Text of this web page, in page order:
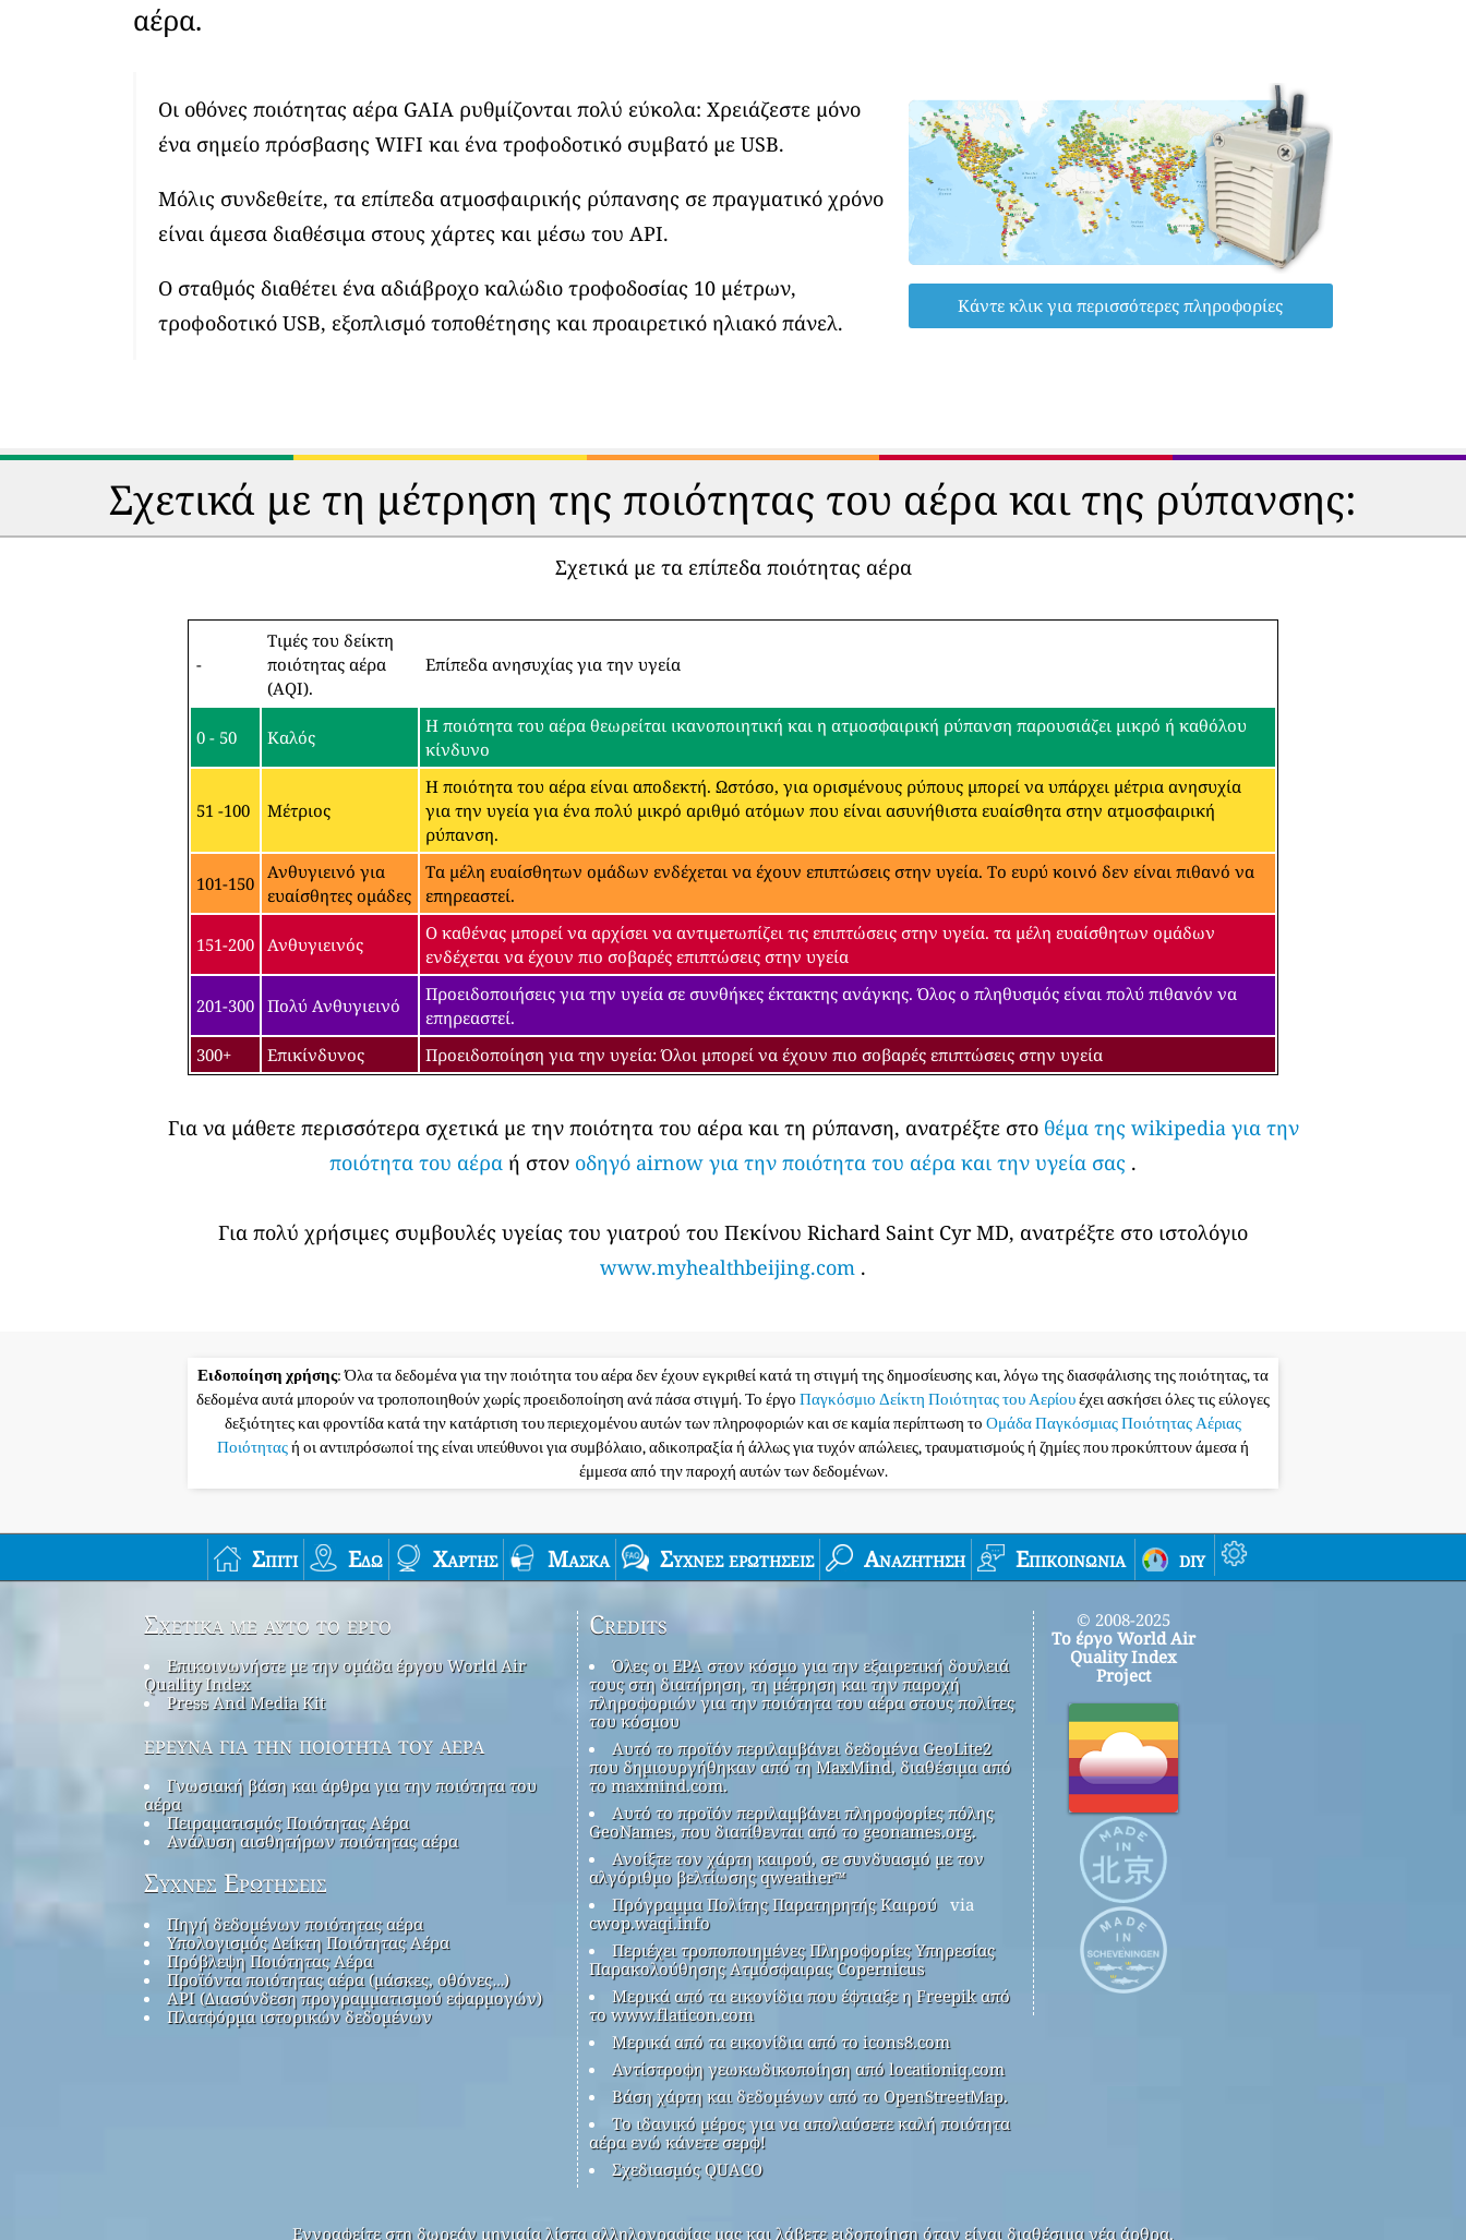
αέρα.
Οι οθόνες ποιότητας αέρα GAIA ρυθμίζονται πολύ εύκολα: Χρειάζεστε μόνο
ένα σημείο πρόσβασης WIFI και ένα τροφοδοτικό συμβατό με USB.
Μόλις συνδεθείτε, τα επίπεδα ατμοσφαιρικής ρύπανσης σε πραγματικό χρόνο
είναι άμεσα διαθέσιμα στους χάρτες και μέσω του API.
Ο σταθμός διαθέτει ένα αδιάβροχο καλώδιο τροφοδοσίας 10 μέτρων,
τροφοδοτικό USB, εξοπλισμό τοποθέτησης και προαιρετικό ηλιακό πάνελ.
Κάντε κλικ για περισσότερες πληροφορίες
Σχετικά με τη μέτρηση της ποιότητας του αέρα και της ρύπανσης:
Σχετικά με τα επίπεδα ποιότητας αέρα
-
Τιμές του δείκτη
ποιότητας αέρα
(AQI).
Επίπεδα ανησυχίας για την υγεία
0 - 50 Καλός
Η ποιότητα του αέρα θεωρείται ικανοποιητική και η ατμοσφαιρική ρύπανση παρουσιάζει μικρό ή καθόλου
κίνδυνο
51 -100 Μέτριος
Η ποιότητα του αέρα είναι αποδεκτή. Ωστόσο, για ορισμένους ρύπους μπορεί να υπάρχει μέτρια ανησυχία
για την υγεία για ένα πολύ μικρό αριθμό ατόμων που είναι ασυνήθιστα ευαίσθητα στην ατμοσφαιρική
ρύπανση.
101-150
Ανθυγιεινό για
ευαίσθητες ομάδες
Τα μέλη ευαίσθητων ομάδων ενδέχεται να έχουν επιπτώσεις στην υγεία. Το ευρύ κοινό δεν είναι πιθανό να
επηρεαστεί.
151-200 Ανθυγιεινός
Ο καθένας μπορεί να αρχίσει να αντιμετωπίζει τις επιπτώσεις στην υγεία. τα μέλη ευαίσθητων ομάδων
ενδέχεται να έχουν πιο σοβαρές επιπτώσεις στην υγεία
201-300 Πολύ Ανθυγιεινό
Προειδοποιήσεις για την υγεία σε συνθήκες έκτακτης ανάγκης. Όλος ο πληθυσμός είναι πολύ πιθανόν να
επηρεαστεί.
300+
Επικίνδυνος Προειδοποίηση για την υγεία: Όλοι μπορεί να έχουν πιο σοβαρές επιπτώσεις στην υγεία
Για να μάθετε περισσότερα σχετικά με την ποιότητα του αέρα και τη ρύπανση, ανατρέξτε στο θέμα της wikipedia για την
ποιότητα του αέρα ή στον οδηγό airnow για την ποιότητα του αέρα και την υγεία σας .
Για πολύ χρήσιμες συμβουλές υγείας του γιατρού του Πεκίνου Richard Saint Cyr MD, ανατρέξτε στο ιστολόγιο
www.myhealthbeijing.com .
Ειδοποίηση χρήσης: Όλα τα δεδομένα για την ποιότητα του αέρα δεν έχουν εγκριθεί κατά τη στιγμή της δημοσίευσης και, λόγω της διασφάλισης της ποιότητας, τα
δεδομένα αυτά μπορούν να τροποποιηθούν χωρίς προειδοποίηση ανά πάσα στιγμή. Το έργο Παγκόσμιο Δείκτη Ποιότητας του Αερίουέχει ασκήσει όλες τις εύλογες
δεξιότητες και φροντίδα κατά την κατάρτιση του περιεχομένου αυτών των πληροφοριών και σε καμία περίπτωση το Ομάδα Παγκόσμιας Ποιότητας Αέριας
Ποιότηταςή οι αντιπρόσωποί της είναι υπεύθυνοι για συμβόλαιο, αδικοπραξία ή άλλως για τυχόν απώλειες, τραυματισμούς ή ζημίες που προκύπτουν άμεσα ή
έμμεσα από την παροχή αυτών των δεδομένων.
Σπίτι Εδώ Χάρτης Μάσκα Συχνές ερωτήσεις Αναζήτηση Επικοινωνία diy
Σχετικά με αυτό το έργο
Επικοινωνήστε με την ομάδα έργου World Air
Quality Index
Press And Media Kit
έρευνα για την ποιότητα του αέρα
Γνωσιακή βάση και άρθρα για την ποιότητα του
αέρα
Πειραματισμός Ποιότητας Αέρα
Ανάλυση αισθητήρων ποιότητας αέρα
Συχνές Ερωτήσεις
Πηγή δεδομένων ποιότητας αέρα
Υπολογισμός Δείκτη Ποιότητας Αέρα
Πρόβλεψη Ποιότητας Αέρα
Προϊόντα ποιότητας αέρα (μάσκες, οθόνες…)
API (Διασύνδεση προγραμματισμού εφαρμογών)
Πλατφόρμα ιστορικών δεδομένων
Credits
Όλες οι EPA στον κόσμο για την εξαιρετική δουλειά
τους στη διατήρηση, τη μέτρηση και την παροχή
πληροφοριών για την ποιότητα του αέρα στους πολίτες
του κόσμου
Αυτό το προϊόν περιλαμβάνει δεδομένα GeoLite2
που δημιουργήθηκαν από τη MaxMind, διαθέσιμα από
το maxmind.com.
Αυτό το προϊόν περιλαμβάνει πληροφορίες πόλης
GeoNames, που διατίθενται από το geonames.org.
Ανοίξτε τον χάρτη καιρού, σε συνδυασμό με τον
αλγόριθμο βελτίωσης qweather™
Πρόγραμμα Πολίτης Παρατηρητής Καιρού via
cwop.waqi.info
Περιέχει τροποποιημένες Πληροφορίες Υπηρεσίας
Παρακολούθησης Ατμόσφαιρας Copernicus
Μερικά από τα εικονίδια που έφτιαξε η Freepik από
το www.flaticon.com
Μερικά από τα εικονίδια από το icons8.com
Αντίστροφη γεωκωδικοποίηση από locationiq.com
Βάση χάρτη και δεδομένων από το OpenStreetMap.
Το ιδανικό μέρος για να απολαύσετε καλή ποιότητα
αέρα ενώ κάνετε σερφ!
Σχεδιασμός QUACO
© 2008-2025
Το έργο World Air
Quality Index
Project
Εγγραφείτε στη δωρεάν μηνιαία λίστα αλληλογραφίας μας και λάβετε ειδοποίηση όταν είναι διαθέσιμα νέα άρθρα.